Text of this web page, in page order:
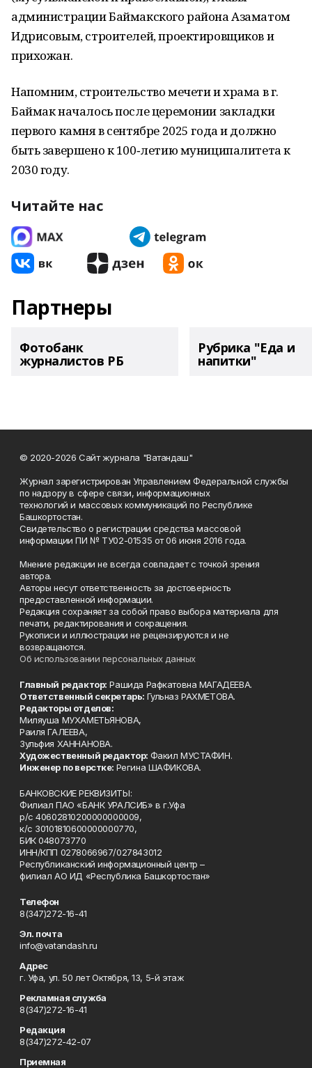
администрации Баймакского района Азаматом
Идрисовым, строителей, проектировщиков и
прихожан.
Напомним, строительство мечети и храма в г.
Баймак началось после церемонии закладки
первого камня в сентябре 2025 года и должно
быть завершено к 100‑летию муниципалитета к
2030 году.
Читайте нас
Партнеры
Фотобанк
журналистов РБ
Рубрика "Еда и
напитки"
© 2020-2026 Сайт журнала "Ватандаш"
Журнал зарегистрирован Управлением Федеральной службы
по надзору в сфере связи, информационных
технологий и массовых коммуникаций по Республике
Башкортостан.
Свидетельство о регистрации средства массовой
информации ПИ № ТУ02-01535 от 06 июня 2016 года.
Мнение редакции не всегда совпадает с точкой зрения
автора.
Авторы несут ответственность за достоверность
предоставленной информации.
Редакция сохраняет за собой право выбора материала для
печати, редактирования и сокращения.
Рукописи и иллюстрации не рецензируются и не
возвращаются.
Об использовании персональных данных
Главный редактор: Рашида Рафкатовна МАГАДЕЕВА.
Ответственный секретарь: Гульназ РАХМЕТОВА.
Редакторы отделов:
Миляуша МУХАМЕТЬЯНОВА,
Раиля ГАЛЕЕВА,
Зульфия ХАННАНОВА.
Художественный редактор: Факил МУСТАФИН.
Инженер по верстке: Регина ШАФИКОВА.
БАНКОВСКИЕ РЕКВИЗИТЫ:
Филиал ПАО «БАНК УРАЛСИБ» в г.Уфа
р/с 40602810200000000009,
к/с 30101810600000000770,
БИК 048073770
ИНН/КПП 0278066967/027843012
Республиканский информационный центр –
филиал АО ИД «Республика Башкортостан»
Телефон
8(347)272-16-41
Эл. почта
info@vatandash.ru
Адрес
г. Уфа, ул. 50 лет Октября, 13, 5-й этаж
Рекламная служба
8(347)272-16-41
Редакция
8(347)272-42-07
Приемная